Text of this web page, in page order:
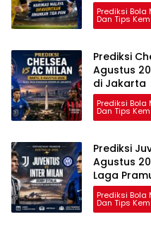
Prediksi Bola
Dan Tips
Prediksi
Agustus
di Jakarta
Prediksi Bola
Dan Tips
Prediksi
Agustus
Laga
Prediksi Bola
Dan Tips